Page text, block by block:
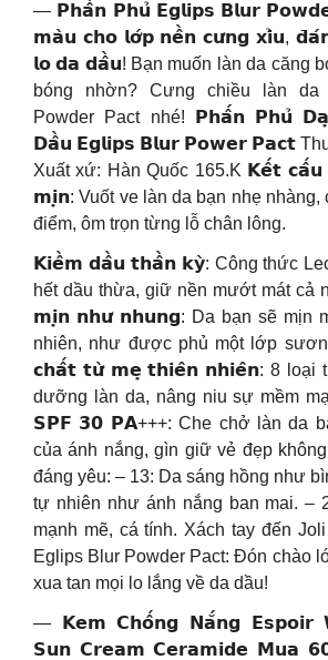
— 𝗣𝗵𝗮̂́𝗻 𝗣𝗵𝘂̉ 𝗘𝗴𝗹𝗶𝗽𝘀 𝗕𝗹𝘂𝗿
𝗺𝗮̀𝘂 𝗰𝗵𝗼 𝗹𝗼̛́𝗽 𝗻𝗲̂̀𝗻 𝗰𝘂̛𝗻𝗴 𝘅𝗶̉𝘂,
𝗹𝗼 𝗱𝗮 𝗱𝗮̂̀𝘂! Bạn muốn làn da căng
bóng nhờn? Cưng chiều làn
Powder Pact nhé! 𝗣𝗵𝗮̂́𝗻 𝗣𝗵𝘂̉
𝗗𝗮̂̀𝘂 𝗘𝗴𝗹𝗶𝗽𝘀 𝗕𝗹𝘂𝗿 𝗣𝗼𝘄𝗲𝗿 𝗣𝗮𝗰𝘁
Xuất xứ: Hàn Quốc 165.K 𝗞𝗲̂́𝘁
𝗺𝗶̣𝗻: Vuốt ve làn da bạn nhẹ nhàng,
điểm, ôm trọn từng lỗ chân lông.
𝗞𝗶𝗲̂̀𝗺 𝗱𝗮̂̀𝘂 𝘁𝗵𝗮̂̀𝗻 𝗸𝘆̀: Công thức
hết dầu thừa, giữ nền mướt mát cả
𝗺𝗶̣𝗻 𝗻𝗵𝘂̛ 𝗻𝗵𝘂𝗻𝗴: Da bạn sẽ mịn
nhiên, như được phủ một lớp
𝗰𝗵𝗮̂́𝘁 𝘁𝘂̛̀ 𝗺𝗲̣ 𝘁𝗵𝗶𝗲̂𝗻 𝗻𝗵𝗶𝗲̂𝗻: 8 loại
dưỡng làn da, nâng niu sự mềm
𝗦𝗣𝗙 𝟯𝟬 𝗣𝗔+++: Che chở làn da
của ánh nắng, gìn giữ vẻ đẹp
đáng yêu: – 13: Da sáng hồng như
tự nhiên như ánh nắng ban mai. –
mạnh mẽ, cá tính. Xách tay đến
Eglips Blur Powder Pact: Đón chào
xua tan mọi lo lắng về da dầu!
— 𝗞𝗲𝗺 𝗖𝗵𝗼̂́𝗻𝗴 𝗡𝗮̆́𝗻𝗴 𝗘𝘀𝗽𝗼𝗶𝗿
𝗦𝘂𝗻 𝗖𝗿𝗲𝗮𝗺 𝗖𝗲𝗿𝗮𝗺𝗶𝗱𝗲 𝗠𝘂𝗮